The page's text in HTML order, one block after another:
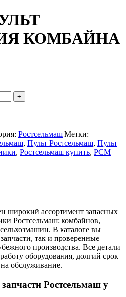
КОМБАЙНА
Ростсельмаш Метки:
, Пульт Ростсельмаш, Пульт
, Ростсельмаш купить, РСМ
широкий ассортимент запасных
Ростсельмаш: комбайнов,
В каталоге вы
так и проверенные
производства. Все детали
оборудования, долгий срок
обслуживание.
Ростсельмаш у